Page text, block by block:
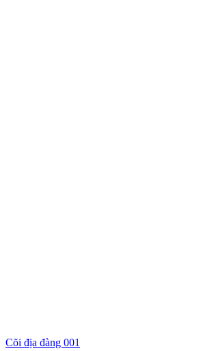
Cõi địa đàng 001